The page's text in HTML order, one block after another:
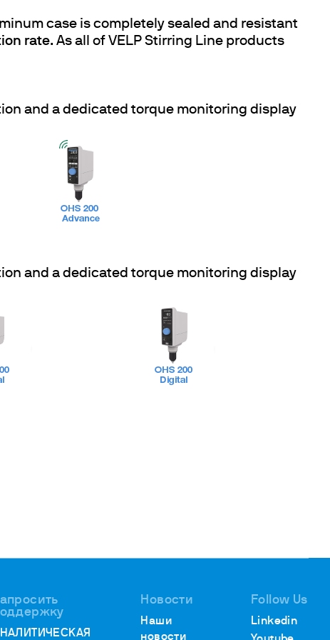
case is completely sealed and resistant
rate. As all of VELP Stirring Line products
and a dedicated torque monitoring display
and a dedicated torque monitoring display
Новости
Наши
новости
Follow Us
Linkedin